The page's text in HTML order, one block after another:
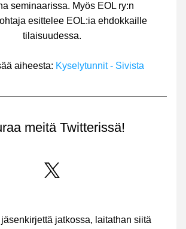
seminaarissa. Myös EOL ry:n
esittelee EOL:ia ehdokkaille
tilaisuudessa.
aiheesta: Kyselytunnit - Sivista
meitä Twitterissä!
jatkossa, laitathan siitä